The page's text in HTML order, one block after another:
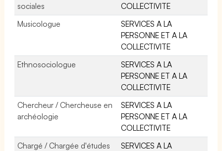
sociales
COLLECTIVITE
Musicologue
SERVICES A LA
PERSONNE ET A LA
COLLECTIVITE
Ethnosociologue
SERVICES A LA
PERSONNE ET A LA
COLLECTIVITE
Chercheur / Chercheuse en
archéologie
SERVICES A LA
PERSONNE ET A LA
COLLECTIVITE
Chargé / Chargée d'études
SERVICES A LA